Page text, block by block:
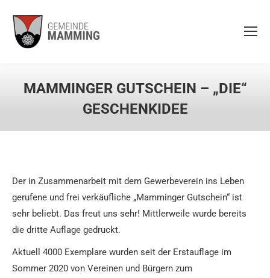
MAMMINGER GUTSCHEIN – „DIE“
GESCHENKIDEE
Der in Zusammenarbeit mit dem Gewerbeverein ins Leben
gerufene und frei verkäufliche „Mamminger Gutschein“ ist
sehr beliebt. Das freut uns sehr! Mittlerweile wurde bereits
die dritte Auflage gedruckt.
Aktuell 4000 Exemplare wurden seit der Erstauflage im
Sommer 2020 von Vereinen und Bürgern zum